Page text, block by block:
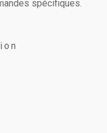
spécifiques.